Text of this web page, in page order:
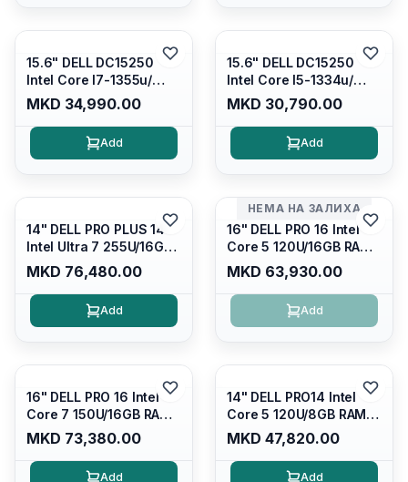
Win 11 Home/
15.6" DELL DC15250
Intel Core I7-1355u/
16GB DDR4 / 512GB SSD
M.2 2230/ Intel UHD
Graphics/ 120Hz Anti-
glare FULLHD LED
MKD 34,990.00
Add
15.6" DELL DC15250
Intel Core I5-1334u/
16GB DDR4 (1x16gb
2666mhz)/ 512GB SSD
M.2 Nvme/ Intel UHD
Graphics/ 120Hz Anti-
MKD 30,790.00
Add
14" DELL PRO PLUS 14
Intel Ultra 7 255U/16GB
RAM DDR5 5600mhz/
512 GB SSD M.2 Nvme
2230/FULLHD+ (16:10)
Ips/bt/backlit
MKD 76,480.00
Add
НЕМА НА ЗАЛИХА
16" DELL PRO 16 Intel
Core 5 120U/16GB RAM
DDR5 5600mhz/ 512 GB
SSD M.2 Nvme/fullhd+
(16:10) Ips/bt/backlit
Kb/thunderbolt
MKD 63,930.00
Add
16" DELL PRO 16 Intel
Core 7 150U/16GB RAM
DDR5 5600mhz/ 512 GB
SSD M.2 Nvme
(2230)/FULLHD+ (16:10)
MKD 73,380.00
Add
14" DELL PRO14 Intel
Core 5 120U/8GB RAM
DDR5 5600mhz/ 512 GB
SSD M.2 Nvme/fullhd+
(16:10) Ips/bt/backlit
MKD 47,820.00
Add